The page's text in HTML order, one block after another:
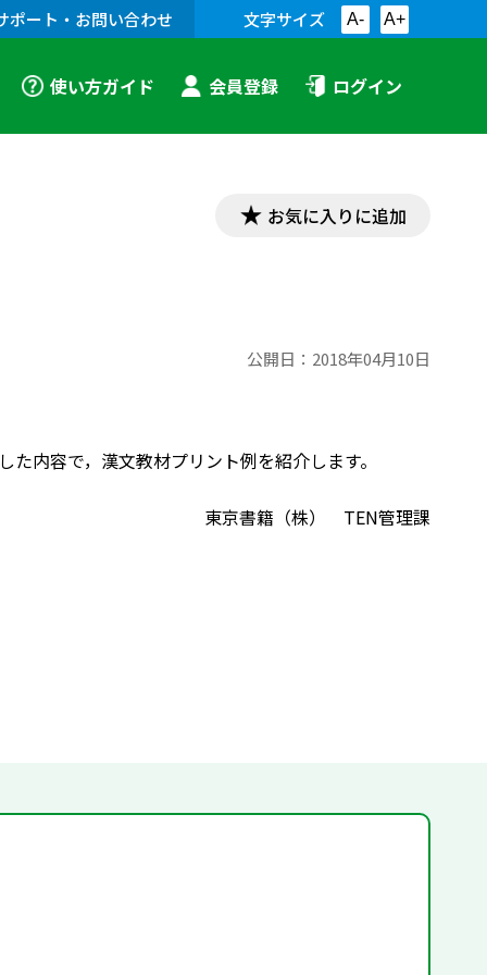
ポート・お問い合わせ 文字サイズ A- A+
使い方ガイド 会員登録 ログイン
お気に入りに追加
公開日： 2018年04月10日
内容で，漢文教材プリント例を紹介します。
東京書籍（株） TEN管理課